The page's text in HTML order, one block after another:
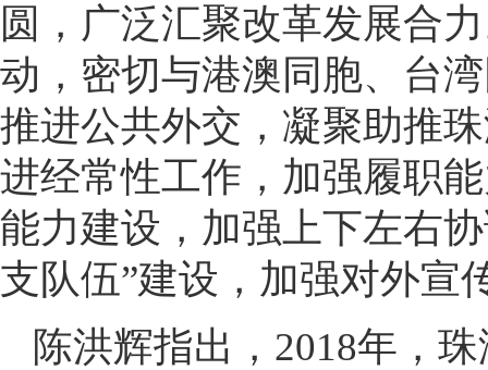
圆，广泛汇聚改革发展合
动，密切与港澳同胞、台
推进公共外交，凝聚助推
进经常性工作，加强履职
能力建设，加强上下左右
支队伍”建设，加强对外宣
陈洪辉指出，2018年，